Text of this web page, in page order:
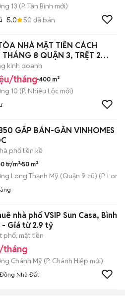
13 (P. Tân Bình mới)
5.0 50 đã bán
NHÀ MẶT TIỀN CÁCH
THÁNG 8 QUẬN 3, TRỆT 2
400M2
kinh doanh
tháng 400 m²
10 (P. Nhiêu Lộc mới)
GẤP BÁN-GẦN VINHOMES
phố liền kề
tr/m²50 m²
Long Thạnh Mỹ (Quận 9 cũ) (P.
nhà phố VSIP Sun Casa, Bình
- Giá từ 2.9 tỷ
phố, mặt tiền
tháng
Chánh Mỹ (P. Chánh Hiệp mới)
Nhà Đất